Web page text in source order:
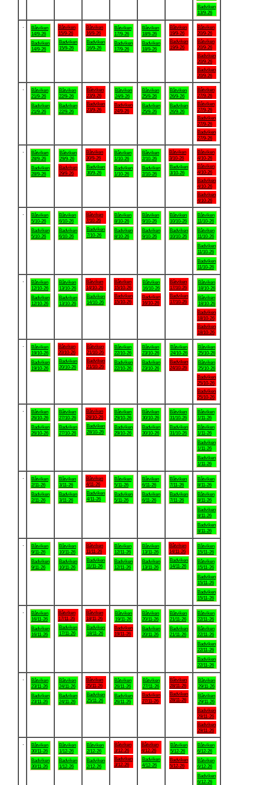
Badviken
13/9-26
Båtviken
14/9-26
Badviken
14/9-26
Båtviken
15/9-26
Badviken
15/9-26
Båtviken
16/9-26
Badviken
16/9-26
Båtviken
17/9-26
Badviken
17/9-26
Båtviken
18/9-26
Badviken
18/9-26
Båtviken
19/9-26
Badviken
19/9-26
Båtviken
20/9-26
Båtviken
20/9-26
Badviken
20/9-26
Badviken
20/9-26
Båtviken
21/9-26
Badviken
21/9-26
Båtviken
22/9-26
Badviken
22/9-26
Båtviken
23/9-26
Badviken
23/9-26
Båtviken
24/9-26
Badviken
24/9-26
Båtviken
25/9-26
Badviken
25/9-26
Båtviken
26/9-26
Badviken
26/9-26
Båtviken
27/9-26
Båtviken
27/9-26
Badviken
27/9-26
Badviken
27/9-26
Båtviken
28/9-26
Badviken
28/9-26
Båtviken
29/9-26
Badviken
29/9-26
Båtviken
30/9-26
Badviken
30/9-26
Båtviken
1/10-26
Badviken
1/10-26
Båtviken
2/10-26
Badviken
2/10-26
Båtviken
3/10-26
Badviken
3/10-26
Båtviken
4/10-26
Båtviken
4/10-26
Badviken
4/10-26
Badviken
4/10-26
Båtviken
5/10-26
Badviken
5/10-26
Båtviken
6/10-26
Badviken
6/10-26
Båtviken
7/10-26
Badviken
7/10-26
Båtviken
8/10-26
Badviken
8/10-26
Båtviken
9/10-26
Badviken
9/10-26
Båtviken
10/10-26
Badviken
10/10-26
Båtviken
11/10-26
Båtviken
11/10-26
Badviken
11/10-26
Badviken
11/10-26
Båtviken
12/10-26
Badviken
12/10-26
Båtviken
13/10-26
Badviken
13/10-26
Båtviken
14/10-26
Badviken
14/10-26
Båtviken
15/10-26
Badviken
15/10-26
Båtviken
16/10-26
Badviken
16/10-26
Båtviken
17/10-26
Badviken
17/10-26
Båtviken
18/10-26
Båtviken
18/10-26
Badviken
18/10-26
Badviken
18/10-26
Båtviken
19/10-26
Badviken
19/10-26
Båtviken
20/10-26
Badviken
20/10-26
Båtviken
21/10-26
Badviken
21/10-26
Båtviken
22/10-26
Badviken
22/10-26
Båtviken
23/10-26
Badviken
23/10-26
Båtviken
24/10-26
Badviken
24/10-26
Båtviken
25/10-26
Båtviken
25/10-26
Badviken
25/10-26
Badviken
25/10-26
Båtviken
26/10-26
Badviken
26/10-26
Båtviken
27/10-26
Badviken
27/10-26
Båtviken
28/10-26
Badviken
28/10-26
Båtviken
29/10-26
Badviken
29/10-26
Båtviken
30/10-26
Badviken
30/10-26
Båtviken
31/10-26
Badviken
31/10-26
Båtviken
1/11-26
Båtviken
1/11-26
Badviken
1/11-26
Badviken
1/11-26
Båtviken
2/11-26
Badviken
2/11-26
Båtviken
3/11-26
Badviken
3/11-26
Båtviken
4/11-26
Badviken
4/11-26
Båtviken
5/11-26
Badviken
5/11-26
Båtviken
6/11-26
Badviken
6/11-26
Båtviken
7/11-26
Badviken
7/11-26
Båtviken
8/11-26
Båtviken
8/11-26
Badviken
8/11-26
Badviken
8/11-26
Båtviken
9/11-26
Badviken
9/11-26
Båtviken
10/11-26
Badviken
10/11-26
Båtviken
11/11-26
Badviken
11/11-26
Båtviken
12/11-26
Badviken
12/11-26
Båtviken
13/11-26
Badviken
13/11-26
Båtviken
14/11-26
Badviken
14/11-26
Båtviken
15/11-26
Båtviken
15/11-26
Badviken
15/11-26
Badviken
15/11-26
Båtviken
16/11-26
Badviken
16/11-26
Båtviken
17/11-26
Badviken
17/11-26
Båtviken
18/11-26
Badviken
18/11-26
Båtviken
19/11-26
Badviken
19/11-26
Båtviken
20/11-26
Badviken
20/11-26
Båtviken
21/11-26
Badviken
21/11-26
Båtviken
22/11-26
Båtviken
22/11-26
Badviken
22/11-26
Badviken
22/11-26
Båtviken
23/11-26
Badviken
23/11-26
Båtviken
24/11-26
Badviken
24/11-26
Båtviken
25/11-26
Badviken
25/11-26
Båtviken
26/11-26
Badviken
26/11-26
Båtviken
27/11-26
Badviken
27/11-26
Båtviken
28/11-26
Badviken
28/11-26
Båtviken
29/11-26
Båtviken
29/11-26
Badviken
29/11-26
Badviken
29/11-26
Båtviken
30/11-26
Badviken
30/11-26
Båtviken
1/12-26
Badviken
1/12-26
Båtviken
2/12-26
Badviken
2/12-26
Båtviken
3/12-26
Badviken
3/12-26
Båtviken
4/12-26
Badviken
4/12-26
Båtviken
5/12-26
Badviken
5/12-26
Båtviken
6/12-26
Båtviken
6/12-26
Badviken
6/12-26